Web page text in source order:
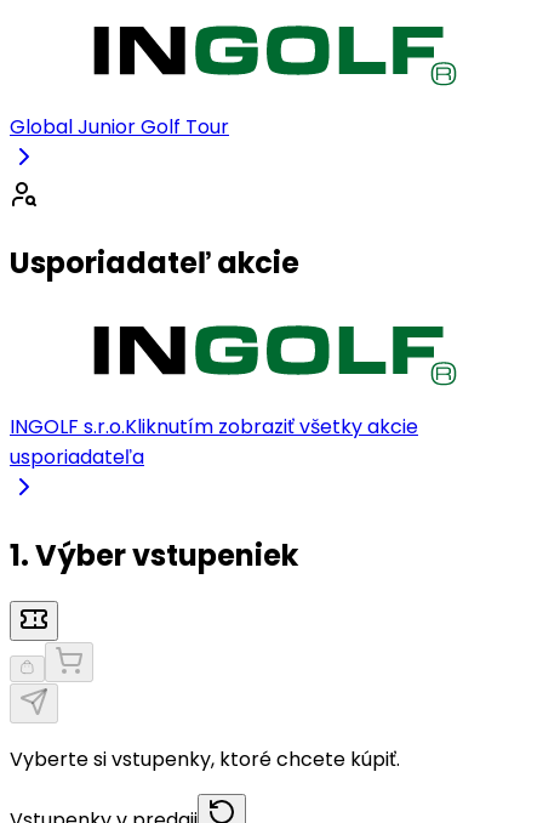
Global Junior Golf Tour
Usporiadateľ akcie
INGOLF s.r.o.Kliknutím zobraziť všetky akcie
usporiadateľa
1. Výber vstupeniek
Vyberte si vstupenky, ktoré chcete kúpiť.